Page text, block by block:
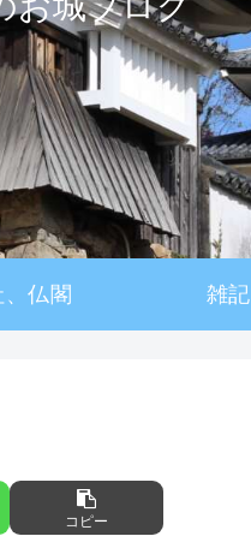
、仏閣 雑記
コピー